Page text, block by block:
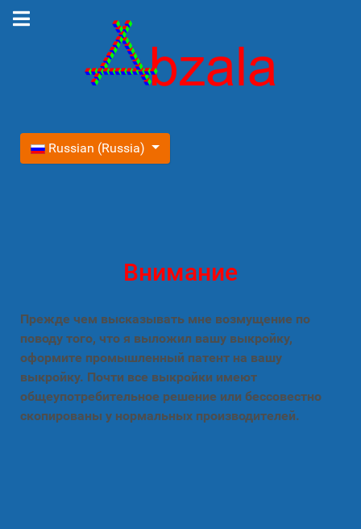
Выберите язык
Russian (Russia)
Внимание
Прежде чем высказывать мне возмущение по
поводу того, что я выложил вашу выкройку,
оформите промышленный патент на вашу
выкройку. Почти все выкройки имеют
общеупотребительное решение или бессовестно
скопированы у нормальных производителей.